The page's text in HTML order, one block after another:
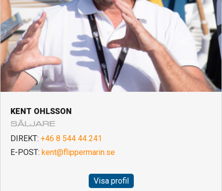
KENT OHLSSON
SÄLJARE
DIREKT: +46 8 544 44 241
E-POST: kent@flippermarin.se
Visa profil